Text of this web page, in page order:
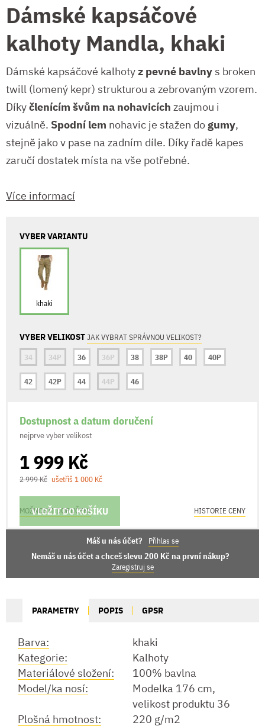
Dámské kapsáčové
kalhoty Mandla, khaki
Dámské kapsáčové kalhotyz pevné bavlny s broken
twill (lomený kepr) strukturou a zebrovaným vzorem.
Díkyčlenícím švům na nohavicích zaujmou i
vizuálně. Spodní lem nohavic je stažen do gumy,
stejně jako v pase na zadním díle. Díky řadě kapes
zaručí dostatek místa na vše potřebné.
Více informací
VYBER VARIANTU
khaki
VYBER VELIKOSTJAK VYBRAT SPRÁVNOU VELIKOST?
34
34P 36 36P 38 38P 40 40P
42 42P 44 44P 46
Dostupnost a datum doručení
nejprve vyber velikost
1 999 Kč
2 999 Kč ušetříš 1 000 Kč
VLOŽIT DO KOŠÍKU
MOŽNOSTI DORUČENÍ HISTORIE CENY
Máš u nás účet? Přihlas se
Nemáš u nás účet a chceš slevu 200 Kč na první nákup?
Zaregistruj se
PARAMETRY POPIS GPSR
Barva:
khaki
Kategorie:
Kalhoty
Materiálové složení:
100% bavlna
Model/ka nosí:
Modelka 176 cm,
velikost produktu 36
Plošná hmotnost:
220 g/m2